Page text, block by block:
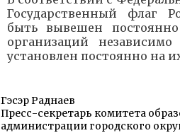
Государственный флаг
быть вывешен
организаций
установлен постоянно на
Гэсэр Раднаев
Пресс-секретарь комитета
администрации городского